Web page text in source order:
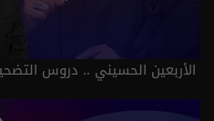
الأربعين الحسيني .. دروس
م٥ - الحلقة ٥٤ | الموسم 5